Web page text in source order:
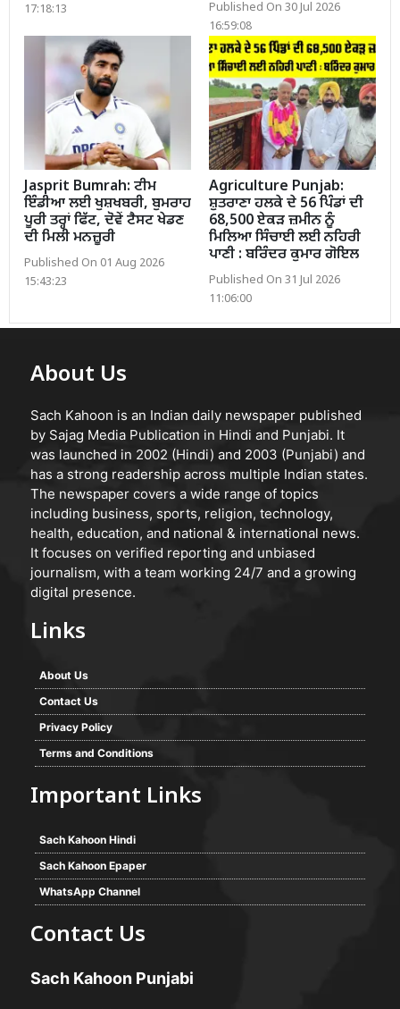
17:18:13
Published On 30 Jul 2026
16:59:08
Jasprit Bumrah: ਟੀਮ
ਇੰਡੀਆ ਲਈ ਖੁਸ਼ਖਬਰੀ, ਬੁਮਰਾਹ
ਪੂਰੀ ਤਰ੍ਹਾਂ ਫਿੱਟ, ਦੋਵੇਂ ਟੈਸਟ ਖੇਡਣ
ਦੀ ਮਿਲੀ ਮਨਜ਼ੂਰੀ
Published On 01 Aug 2026
15:43:23
Agriculture Punjab:
ਸ਼ੁਤਰਾਣਾ ਹਲਕੇ ਦੇ 56 ਪਿੰਡਾਂ ਦੀ
68,500 ਏਕੜ ਜ਼ਮੀਨ ਨੂੰ
ਮਿਲਿਆ ਸਿੰਚਾਈ ਲਈ ਨਹਿਰੀ
ਪਾਣੀ : ਬਰਿੰਦਰ ਕੁਮਾਰ ਗੋਇਲ
Published On 31 Jul 2026
11:06:00
About Us
Sach Kahoon is an Indian daily newspaper published
by Sajag Media Publication in Hindi and Punjabi. It
was launched in 2002 (Hindi) and 2003 (Punjabi) and
has a strong readership across multiple Indian states.
The newspaper covers a wide range of topics
including business, sports, religion, technology,
health, education, and national & international news.
It focuses on verified reporting and unbiased
journalism, with a team working 24/7 and a growing
digital presence.
Links
About Us
Contact Us
Privacy Policy
Terms and Conditions
Important Links
Sach Kahoon Hindi
Sach Kahoon Epaper
WhatsApp Channel
Contact Us
Sach Kahoon Punjabi